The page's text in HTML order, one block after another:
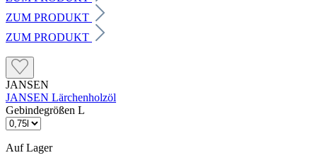
ZUM PRODUKT
ZUM PRODUKT
JANSEN
JANSEN Lärchenholzöl
Gebindegrößen L
Auf Lager